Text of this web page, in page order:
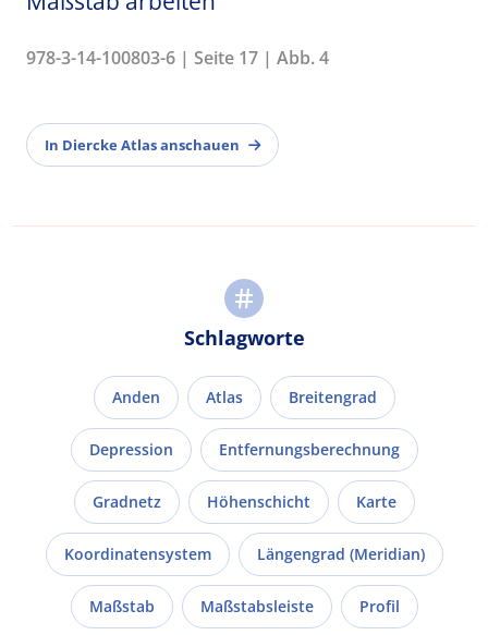
978-3-14-100803-6 | Seite 17 | Abb. 4
In Diercke Atlas anschauen
Schlagworte
Anden Atlas Breitengrad
Depression Entfernungsberechnung
Gradnetz Höhenschicht Karte
Koordinatensystem Längengrad (Meridian)
Maßstab Maßstabsleiste Profil